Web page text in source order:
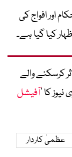
اور افواج کی
کیا گیا ہے۔
کرسکنے والے
کا ’آفیشل
عظمیٰ کاردار